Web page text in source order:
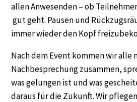
allen Anwesenden – ob
gut geht. Pausen und
immer wieder den Kopf
Nach dem Event kommen wir alle
Nachbesprechung zusammen,
was gelungen ist und was
daraus für die Zukunft. Wir